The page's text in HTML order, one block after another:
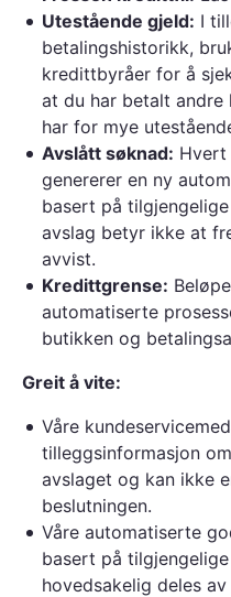
Utestående gjeld: I
betalingshistorikk,
kredittbyråer for å
at du har betalt
har for mye
Avslått søknad: Hvert
genererer en ny
basert på
avslag betyr ikke at
avvist.
Kredittgrense:
automatiserte
butikken og
Greit å vite:
Våre
tilleggsinformasjon
avslaget og kan ikke
beslutningen.
Våre automatiserte
basert på
hovedsakelig deles